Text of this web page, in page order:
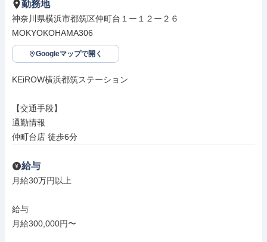
勤務地
神奈川県横浜市都筑区仲町台１ー１２ー２６
MOKYOKOHAMA306
Googleマップで開く
KEiROW横浜都筑ステーション
【交通手段】
通勤情報
仲町台店 徒歩6分
給与
月給30万円以上
給与
月給300,000円〜